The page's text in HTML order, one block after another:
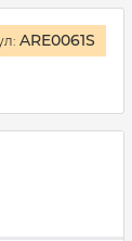
ARE0061S